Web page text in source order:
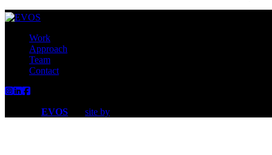
Work
Approach
Team
Contact
EVOS site by67a2